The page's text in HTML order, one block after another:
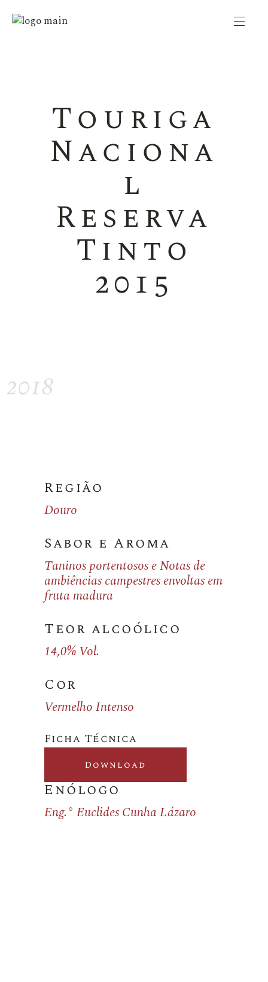
Touriga
Naciona
l
Reserva
Tinto
2015
2018
Região
Douro
Sabor e Aroma
Taninos portentosos e Notas de
ambiências campestres envoltas em
fruta madura
Teor alcoólico
14,0% Vol.
Cor
Vermelho Intenso
Ficha Técnica
Download
Enólogo
Eng.° Euclides Cunha Lázaro